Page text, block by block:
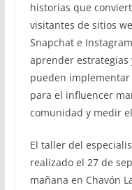
historias que
visitantes de sitios
Snapchat e
aprender estrategias
pueden
para el influencer
comunidad y medir el
El taller del
realizado el 27 de
mañana en Chavón